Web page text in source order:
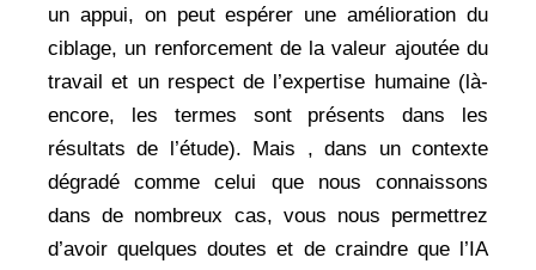
un appui, on peut espérer une amélioration du
ciblage, un renforcement de la valeur ajoutée du
travail et un respect de l’expertise humaine (là-
encore, les termes sont présents dans les
résultats de l’étude). Mais , dans un contexte
dégradé comme celui que nous connaissons
dans de nombreux cas, vous nous permettrez
d’avoir quelques doutes et de craindre que l’IA